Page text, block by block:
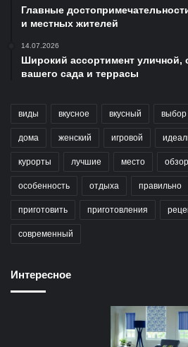
Главные
и местных жителей
14.07.2026
Широкий ассортимент уличной,
вашего сада и террасы
виды вкусное вкусный выбор
дома женский игровой
курорты лучшие место обзор
особенность отдыха правильно
приготовить приготовления
современный
Интересное